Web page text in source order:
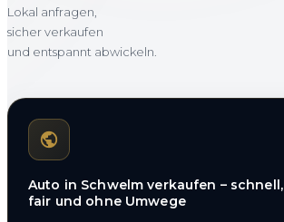
Lokal anfragen,
sicher verkaufen
und entspannt abwickeln.
Auto in Schwelm verkaufen – schnell,
fair und ohne Umwege